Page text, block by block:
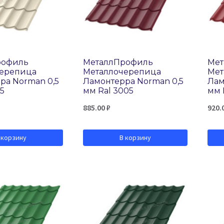
Norman 0,5
МеталлПрофиль
Металлочерепица
Ламонтерра Norman 0,5
мм Ral 3005
885.00₽
В корзину
мм